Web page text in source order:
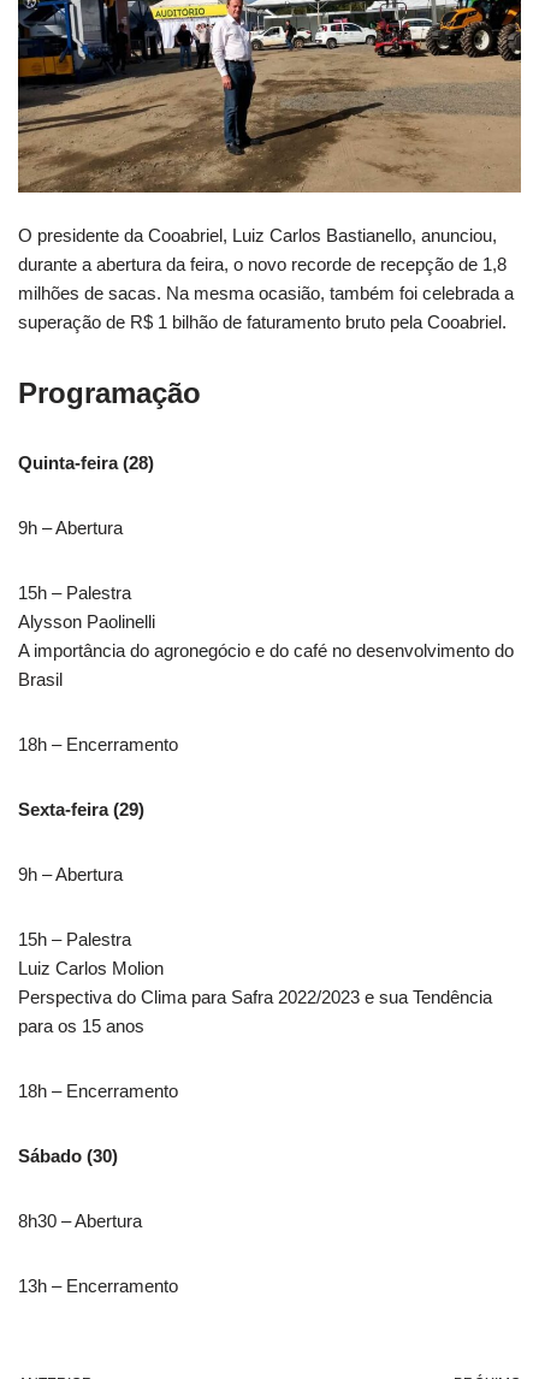
O presidente da Cooabriel, Luiz Carlos Bastianello, anunciou,
durante a abertura da feira, o novo recorde de recepção de 1,8
milhões de sacas. Na mesma ocasião, também foi celebrada a
superação de R$ 1 bilhão de faturamento bruto pela Cooabriel.
Programação
Quinta-feira (28)
9h – Abertura
15h – Palestra
Alysson Paolinelli
A importância do agronegócio e do café no desenvolvimento do
Brasil
18h – Encerramento
Sexta-feira (29)
9h – Abertura
15h – Palestra
Luiz Carlos Molion
Perspectiva do Clima para Safra 2022/2023 e sua Tendência
para os 15 anos
18h – Encerramento
Sábado (30)
8h30 – Abertura
13h – Encerramento